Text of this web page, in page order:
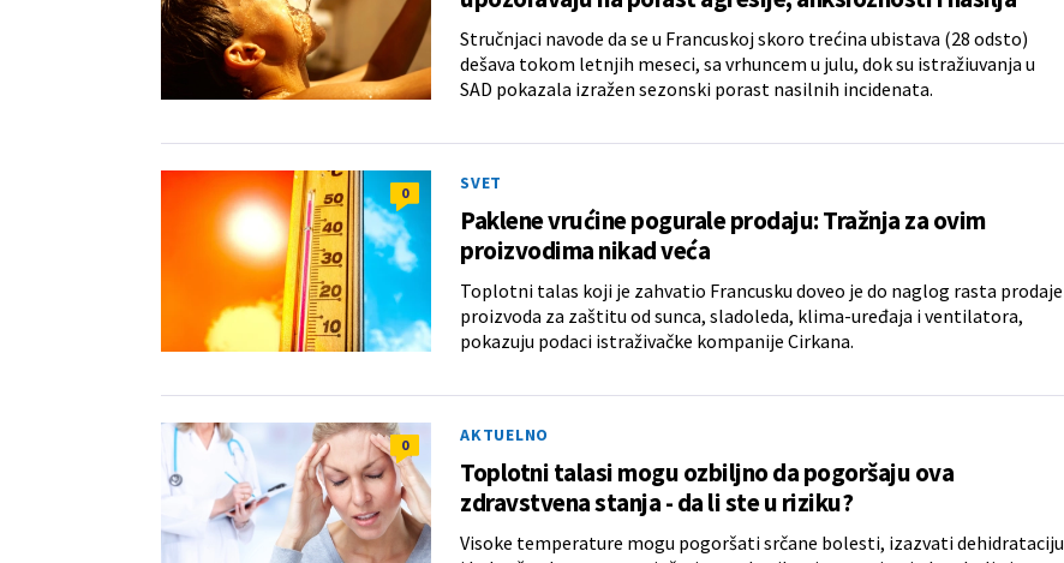
Stručnjaci navode da se u Francuskoj skoro trećina ubistava (28 odsto)
dešava tokom letnjih meseci, sa vrhuncem u julu, dok su istražiuvanja u
SAD pokazala izražen sezonski porast nasilnih incidenata.
0 SVET
Paklene vrućine pogurale prodaju: Tražnja za ovim
proizvodima nikad veća
Toplotni talas koji je zahvatio Francusku doveo je do naglog rasta prodaje
proizvoda za zaštitu od sunca, sladoleda, klima-uređaja i ventilatora,
pokazuju podaci istraživačke kompanije Cirkana.
0 AKTUELNO
Toplotni talasi mogu ozbiljno da pogoršaju ova
zdravstvena stanja - da li ste u riziku?
Visoke temperature mogu pogoršati srčane bolesti, izazvati dehidrataciju